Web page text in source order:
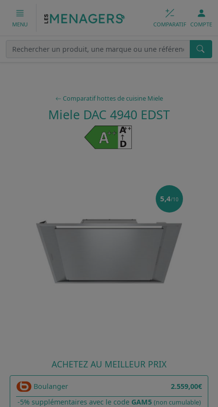
MENU COMPARATIF COMPTE
Comparatif hottes de cuisine Miele
Miele DAC 4940 EDST
5,4/10
ACHETEZ AU MEILLEUR PRIX
Boulanger
2.559,00€
-5% supplémentaires avec le code GAM5 (non cumulable)